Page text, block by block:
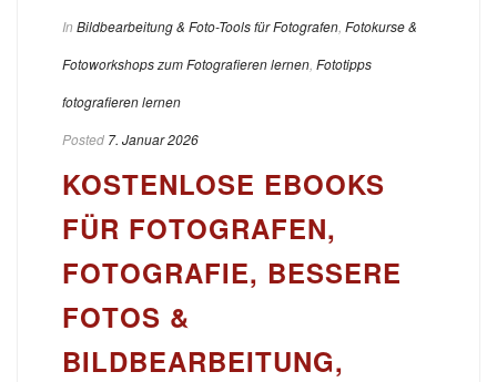
In Bildbearbeitung & Foto-Tools für Fotografen, Fotokurse &
Fotoworkshops zum Fotografieren lernen, Fototipps
fotografieren lernen
Posted 7. Januar 2026
KOSTENLOSE EBOOKS
FÜR FOTOGRAFEN,
FOTOGRAFIE, BESSERE
FOTOS &
BILDBEARBEITUNG,